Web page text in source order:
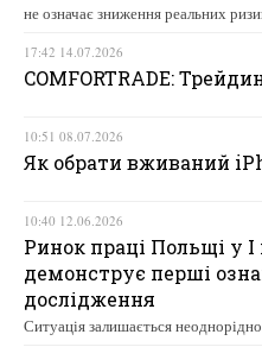
не означає зниження реальних
17:42 14.07.2026
COMFORTRADE:
10:51 08.07.2026
Як обрати вживаний
10:40 12.06.2026
Ринок праці Польщі у І
демонструє перші
дослідження
Ситуація залишається